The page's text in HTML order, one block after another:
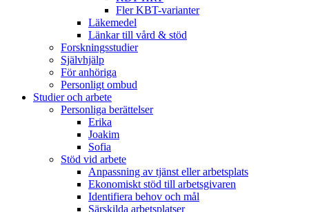
Fler KBT-varianter
Läkemedel
Länkar till vård & stöd
Forskningsstudier
Självhjälp
För anhöriga
Personligt ombud
Studier och arbete
Personliga berättelser
Erika
Joakim
Sofia
Stöd vid arbete
Anpassning av tjänst eller arbetsplats
Ekonomiskt stöd till arbetsgivaren
Identifiera behov och mål
Särskilda arbetsplatser